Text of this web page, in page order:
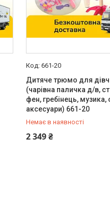
661-20
Дитяче трюмо для
(чарівна паличка д/в,
фен, гребінець, музика,
аксесуари) 661-20
Немає в наявності
2 349 ₴
0 (800) 33-98-35